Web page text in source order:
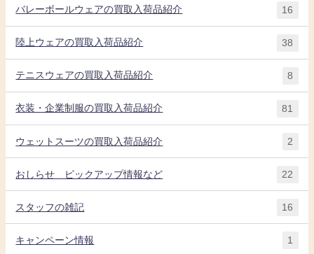
バレーボールウェアの買取入荷品紹介 16
陸上ウェアの買取入荷品紹介 38
テニスウェアの買取入荷品紹介 8
衣装・企業制服の買取入荷品紹介 81
ウェットスーツの買取入荷品紹介 2
おしらせ ピックアップ情報など 22
スタッフの雑記 16
キャンペーン情報 1